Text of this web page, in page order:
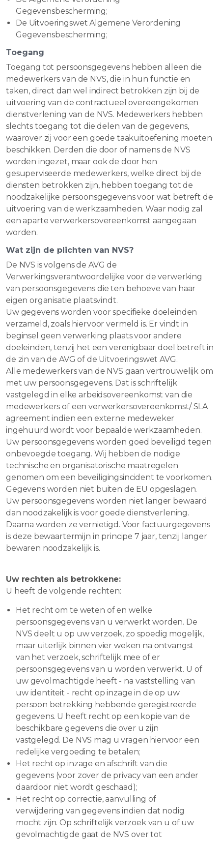
Gegevensbescherming;
De Uitvoeringswet Algemene Verordening
Gegevensbescherming;
Toegang
Toegang tot persoonsgegevens hebben alleen die
medewerkers van de NVS, die in hun functie en
taken, direct dan wel indirect betrokken zijn bij de
uitvoering van de contractueel overeengekomen
dienstverlening van de NVS. Medewerkers hebben
slechts toegang tot die delen van de gegevens,
waarover zij voor een goede taakuitoefening moeten
beschikken. Derden die door of namens de NVS
worden ingezet, maar ook de door hen
gesuperviseerde medewerkers, welke direct bij de
diensten betrokken zijn, hebben toegang tot de
noodzakelijke persoonsgegevens voor wat betreft de
uitvoering van de werkzaamheden. Waar nodig zal
een aparte verwerkersovereenkomst aangegaan
worden.
Wat zijn de plichten van NVS?
De NVS is volgens de AVG de
Verwerkingsverantwoordelijke voor de verwerking
van persoonsgegevens die ten behoeve van haar
eigen organisatie plaatsvindt.
Uw gegevens worden voor specifieke doeleinden
verzameld, zoals hiervoor vermeld is. Er vindt in
beginsel geen verwerking plaats voor andere
doeleinden, tenzij het een verenigbaar doel betreft in
de zin van de AVG of de Uitvoeringswet AVG.
Alle medewerkers van de NVS gaan vertrouwelijk om
met uw persoonsgegevens. Dat is schriftelijk
vastgelegd in elke arbeidsovereenkomst van die
medewerkers of een verwerkersovereenkomst/ SLA
agreement indien een externe medeweker
ingehuurd wordt voor bepaalde werkzaamheden.
Uw persoonsgegevens worden goed beveiligd tegen
onbevoegde toegang. Wij hebben de nodige
technische en organisatorische maatregelen
genomen om een beveiligingsincident te voorkomen.
Gegevens worden niet buiten de EU opgeslagen.
Uw persoonsgegevens worden niet langer bewaard
dan noodzakelijk is voor goede dienstverlening.
Daarna worden ze vernietigd. Voor factuurgegevens
is deze bewaartermijn in principe 7 jaar, tenzij langer
bewaren noodzakelijk is.
Uw rechten als betrokkene:
U heeft de volgende rechten:
Het recht om te weten of en welke
persoonsgegevens van u verwerkt worden. De
NVS deelt u op uw verzoek, zo spoedig mogelijk,
maar uiterlijk binnen vier weken na ontvangst
van het verzoek, schriftelijk mee of er
persoonsgegevens van u worden verwerkt. U of
uw gevolmachtigde heeft - na vaststelling van
uw identiteit - recht op inzage in de op uw
persoon betrekking hebbende geregistreerde
gegevens. U heeft recht op een kopie van de
beschikbare gegevens die over u zijn
vastgelegd. De NVS mag u vragen hiervoor een
redelijke vergoeding te betalen;
Het recht op inzage en afschrift van die
gegevens (voor zover de privacy van een ander
daardoor niet wordt geschaad);
Het recht op correctie, aanvulling of
verwijdering van gegevens indien dat nodig
mocht zijn. Op schriftelijk verzoek van u of uw
gevolmachtigde gaat de NVS over tot